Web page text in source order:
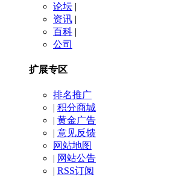
论坛 |
资讯 |
百科 |
公司
扩展专区
排名推广
| 积分商城
| 黄金广告
| 意见反馈
网站地图
| 网站公告
| RSS订阅